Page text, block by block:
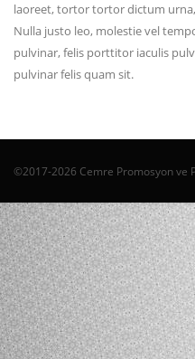
laoreet, tortor tortor dictum
Nulla justo leo, molestie vel
pulvinar, felis porttitor iaculis
pulvinar felis quam sit.
©2017-2026 Cemre Promosyon ve